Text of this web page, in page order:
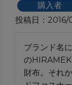
購入者
投稿日
2016/
ブランド名
の
財布。それ